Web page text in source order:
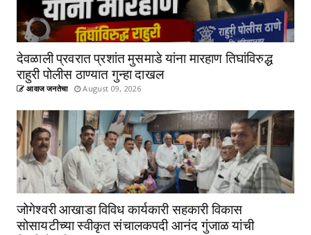
देवळाली प्रवरात प्रशांत मुसमाडे यांना मारहाण तिघांविरुद्ध
राहुरी पोलीस ठाण्यात गुन्हा दाखल
आवाज जनतेचा August 09, 2026
जोगेश्वरी आखाडा विविध कार्यकारी सहकारी विकास
सोसायटीच्या स्वीकृत संचालकपदी आनंद गुंजाळ यांची